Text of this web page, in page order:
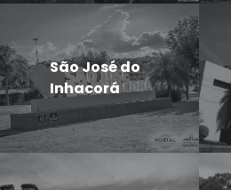
São José do
Inhacorá